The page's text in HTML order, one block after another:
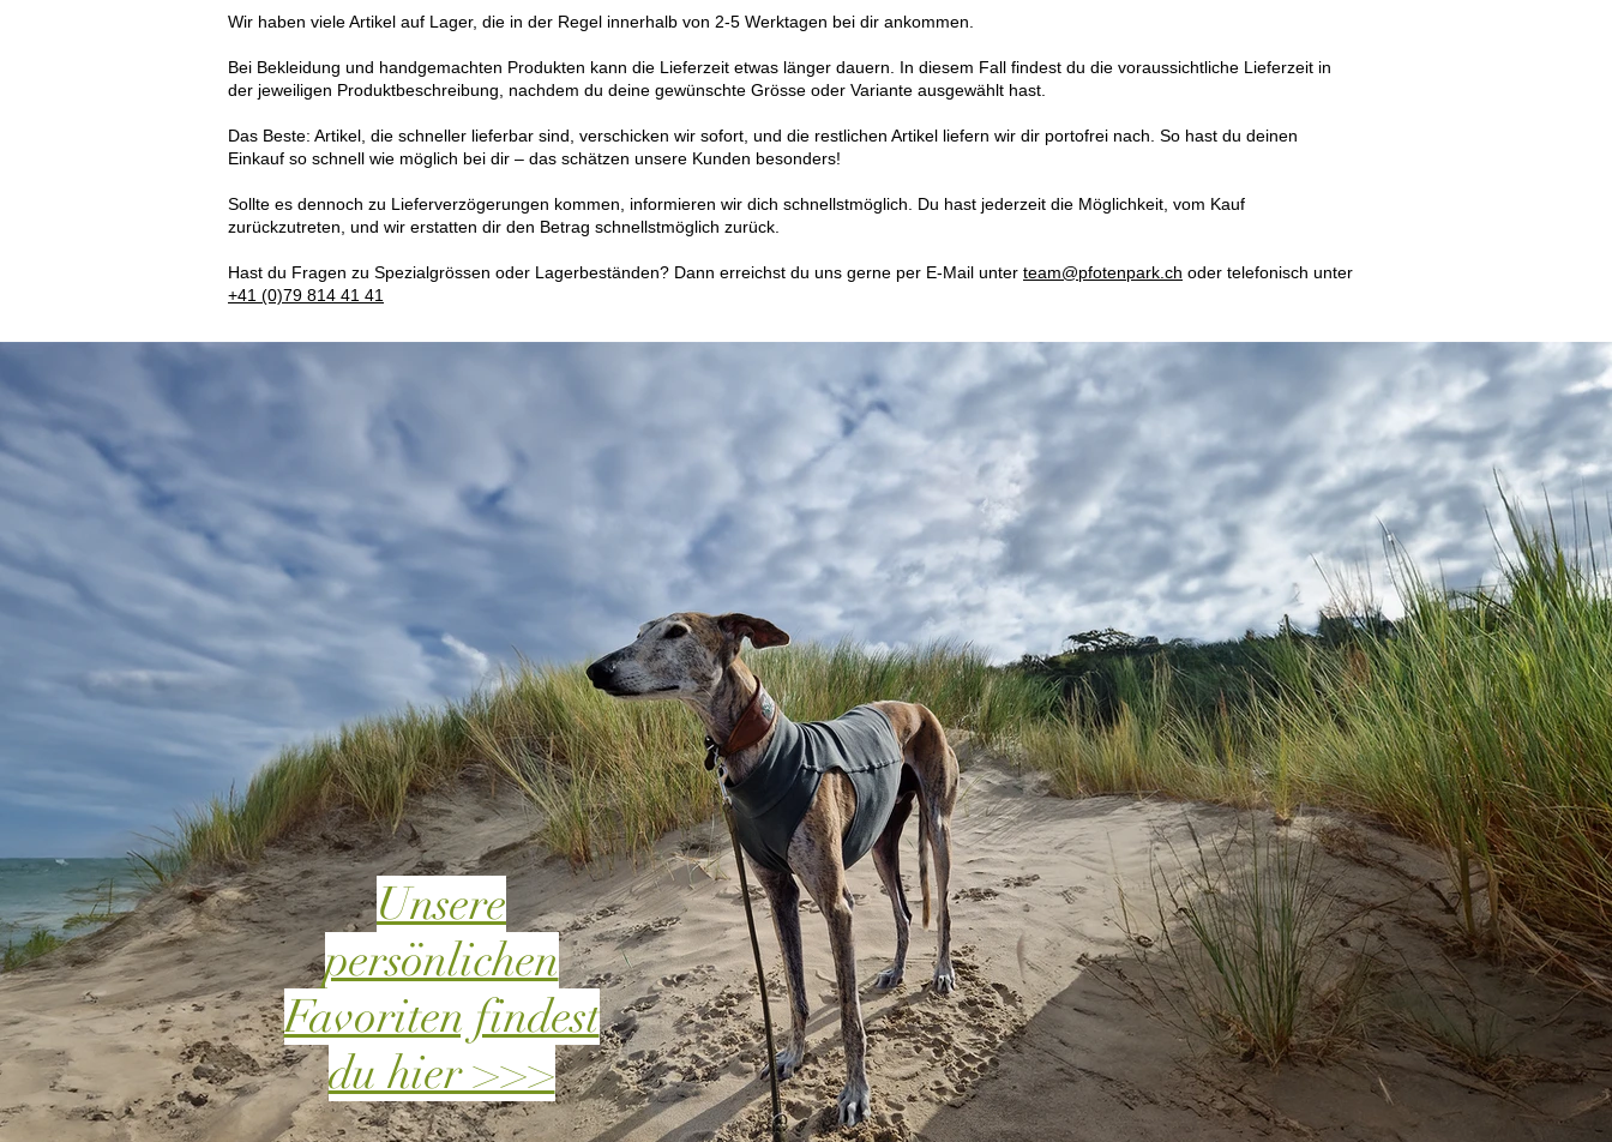
Wir haben viele Artikel auf Lager, die in der Regel innerhalb von 2-5 Werktagen bei dir ankommen.
Bei Bekleidung und handgemachten Produkten kann die Lieferzeit etwas länger dauern. In diesem Fall findest du die voraussichtliche Lieferzeit in
der jeweiligen Produktbeschreibung, nachdem du deine gewünschte Grösse oder Variante ausgewählt hast.
Das Beste: Artikel, die schneller lieferbar sind, verschicken wir sofort, und die restlichen Artikel liefern wir dir portofrei nach. So hast du deinen
Einkauf so schnell wie möglich bei dir – das schätzen unsere Kunden besonders!
Sollte es dennoch zu Lieferverzögerungen kommen, informieren wir dich schnellstmöglich. Du hast jederzeit die Möglichkeit, vom Kauf
zurückzutreten, und wir erstatten dir den Betrag schnellstmöglich zurück.
Hast du Fragen zu Spezialgrössen oder Lagerbeständen? Dann erreichst du uns gerne per E-Mail unter team@pfotenpark.ch oder telefonisch unter
+41 (0)79 814 41 41
Unsere
persönlichen
Favoriten findest
du hier >>>